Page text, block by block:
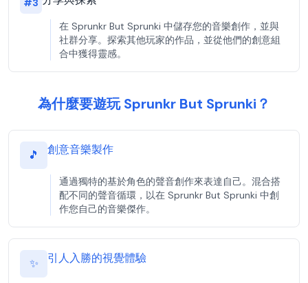
#3
在 Sprunkr But Sprunki 中儲存您的音樂創作，並與
社群分享。探索其他玩家的作品，並從他們的創意組
合中獲得靈感。
為什麼要遊玩 Sprunkr But Sprunki？
🎵 創意音樂製作
通過獨特的基於角色的聲音創作來表達自己。混合搭
配不同的聲音循環，以在 Sprunkr But Sprunki 中創
作您自己的音樂傑作。
✨ 引人入勝的視覺體驗